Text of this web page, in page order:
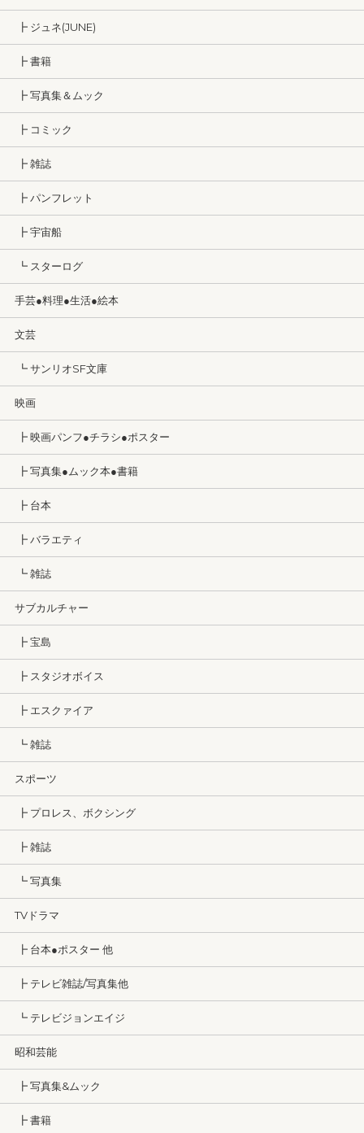
┣ ジュネ(JUNE)
┣ 書籍
┣ 写真集＆ムック
┣ コミック
┣ 雑誌
┣ パンフレット
┣ 宇宙船
┗ スターログ
手芸●料理●生活●絵本
文芸
┗ サンリオSF文庫
映画
┣ 映画パンフ●チラシ●ポスター
┣ 写真集●ムック本●書籍
┣ 台本
┣ バラエティ
┗ 雑誌
サブカルチャー
┣ 宝島
┣ スタジオボイス
┣ エスクァイア
┗ 雑誌
スポーツ
┣ プロレス、ボクシング
┣ 雑誌
┗ 写真集
TVドラマ
┣ 台本●ポスター 他
┣ テレビ雑誌/写真集他
┗ テレビジョンエイジ
昭和芸能
┣ 写真集&ムック
┣ 書籍